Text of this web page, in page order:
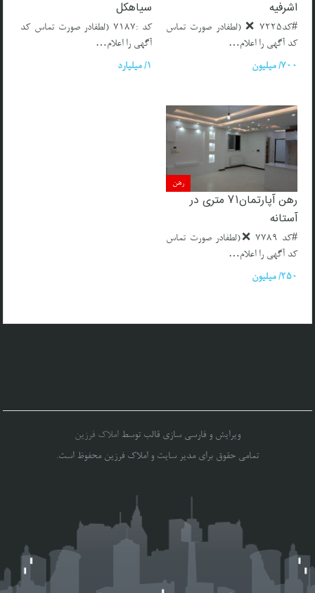
اشرفیه
#کد7225 ❌ (لطفادر صورت تماس
کد آگهی را اعلام…
700/ میلیون
سیاهکل
کد :7187 (لطفادر صورت تماس کد
آگهی را اعلام…
1/ میلیارد
رهن
رهن آپارتمان۷۱ متری در
آستانه
#کد 7789 ❌(لطفادر صورت تماس
کد آگهی را اعلام…
250/ میلیون
ویرایش و فارسی سازی قالب توسطاملاک فرزین
تمامی حقوق برای مدیر سایت و املاک فرزین محفوظ است.